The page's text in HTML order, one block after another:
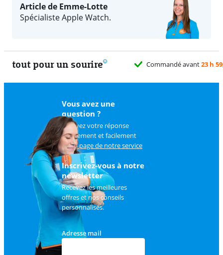
Article de Emme-Lotte
Spécialiste Apple Watch.
tout pour un sourire
Vous avez une
question ?
Trouvez votre réponse
rapidement et facilement
surla page de notre service
client.
Inscrivez-vous à notre
newsletter
Recevez les meilleures
offres et nos conseils
personnalisés.
Adresse mail